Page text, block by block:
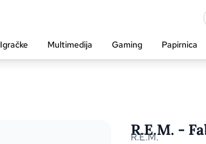
Igračke Multimedija Gaming Papirnica
R.E.M. -
R.E.M.